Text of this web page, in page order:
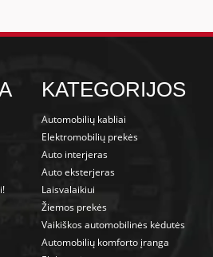
KATEGORIJOS
Automobilių kabliai
Elektromobilių prekės
Auto interjeras
Auto eksterjeras
Laisvalaikiui
Žiemos prekės
Vaikiškos automobilinės kėdutės
Automobilių komforto įranga